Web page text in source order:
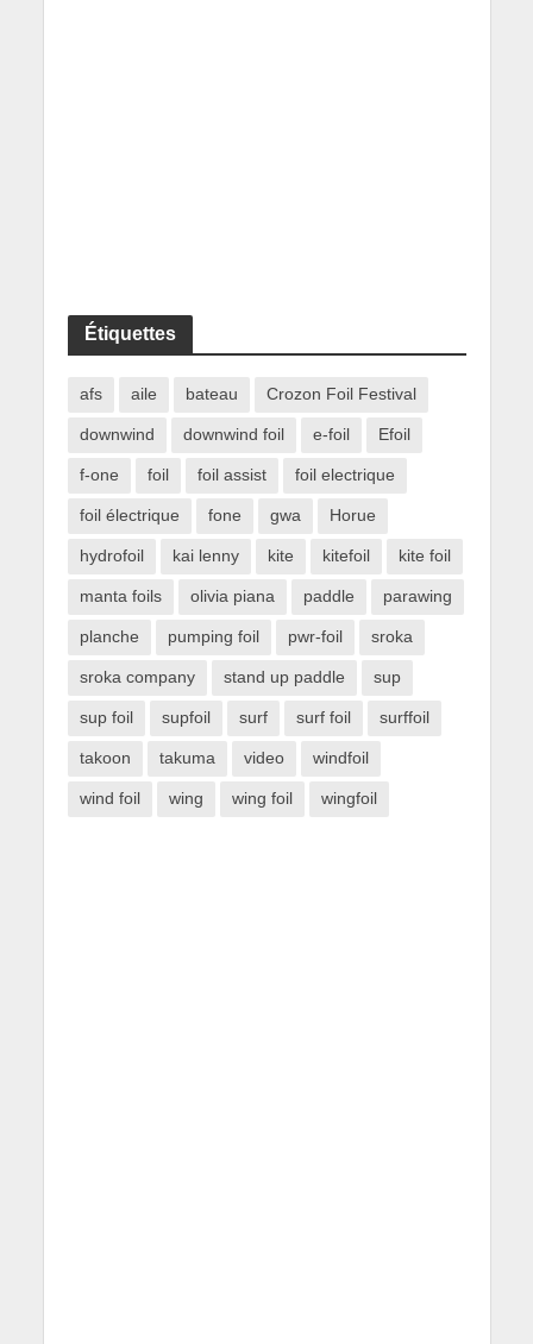
Étiquettes
afs aile bateau Crozon Foil Festival
downwind downwind foil e-foil Efoil
f-one foil foil assist foil electrique
foil électrique fone gwa Horue
hydrofoil kai lenny kite kitefoil kite foil
manta foils olivia piana paddle parawing
planche pumping foil pwr-foil sroka
sroka company stand up paddle sup
sup foil supfoil surf surf foil surffoil
takoon takuma video windfoil
wind foil wing wing foil wingfoil